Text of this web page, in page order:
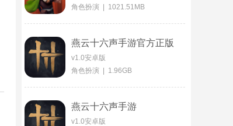
角色扮演 | 1021.51MB
燕云十六声手游官方正版
v1.0安卓版
角色扮演 | 1.96GB
燕云十六声手游
v1.0安卓版